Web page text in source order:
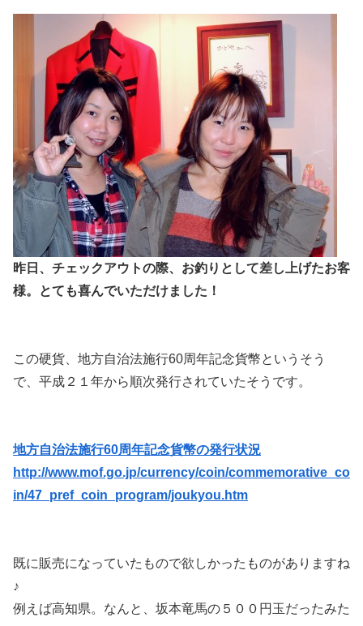
昨日、チェックアウトの際、お釣りとして差し上げたお客
様。とても喜んでいただけました！
この硬貨、地方自治法施行60周年記念貨幣というそう
で、平成２１年から順次発行されていたそうです。
地方自治法施行60周年記念貨幣の発行状況
http://www.mof.go.jp/currency/coin/commemorative_co
in/47_pref_coin_program/joukyou.htm
既に販売になっていたもので欲しかったものがありますね
♪
例えば高知県。なんと、坂本竜馬の５００円玉だったみた